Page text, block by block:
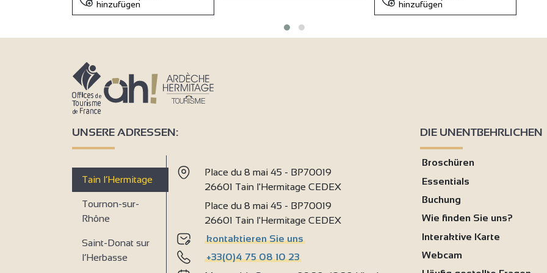
hinzufügen
hinzufügen
UNSERE ADRESSEN:
Tain l’Hermitage
Tournon-sur-
Rhône
Saint-Donat sur
l’Herbasse
Place du 8 mai 45 - BP70019
26601 Tain l'Hermitage CEDEX
Place du 8 mai 45 - BP70019
26601 Tain l'Hermitage CEDEX
kontaktieren Sie uns
+33(0)4 75 08 10 23
DIE UNENTBEHRLICHEN
Broschüren
Essentials
Buchung
Wie finden Sie uns?
Interaktive Karte
Webcam